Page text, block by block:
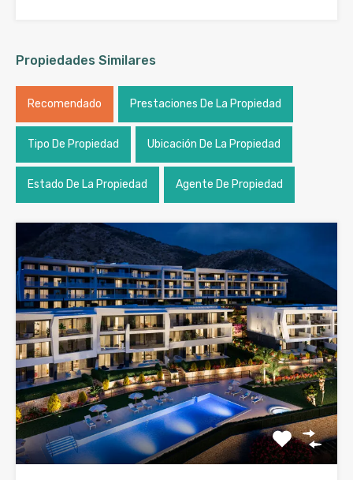
Propiedades Similares
Recomendado Prestaciones De La Propiedad
Tipo De Propiedad Ubicación De La Propiedad
Estado De La Propiedad Agente De Propiedad